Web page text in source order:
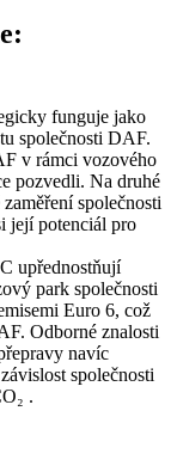
funguje jako
společnosti DAF.
v rámci vozového
pozvedli. Na druhé
společnosti
její potenciál pro
upřednostňují
park společnosti
Euro 6, což
Odborné znalosti
navíc
společnosti
.